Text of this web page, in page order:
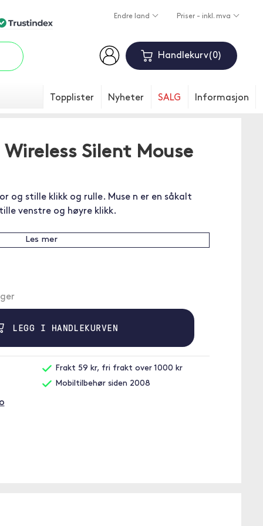
Endre land Priser - inkl. mva
Handlekurv 0
Topplister Nyheter SALG Informasjon
Silent Mouse
og stille klikk og rulle. Muse n er en såkalt
venstre og høyre klikk.
Les mer
LEGG I HANDLEKURVEN
Frakt 59 kr, fri frakt over 1000 kr
Mobiltilbehør siden 2008